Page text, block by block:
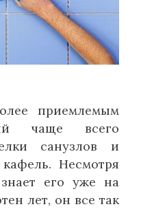
приемлемым
чаще всего
санузлов и
Несмотря
знает его уже на
лет, он все так